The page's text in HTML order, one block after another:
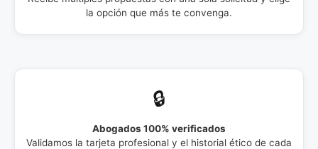
la opción que más te convenga.
🔒
Abogados 100% verificados
Validamos la tarjeta profesional y el historial ético de cada